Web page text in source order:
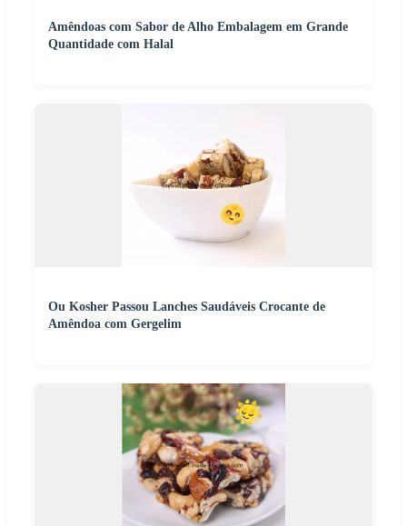
Amêndoas com Sabor de Alho Embalagem em Grande
Quantidade com Halal
Ou Kosher Passou Lanches Saudáveis Crocante de
Amêndoa com Gergelim